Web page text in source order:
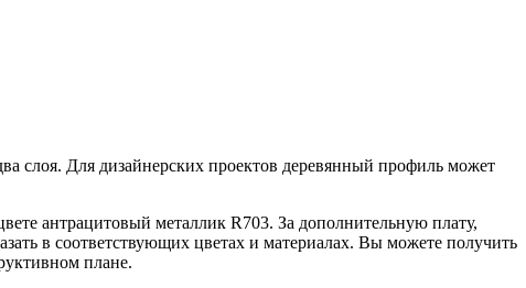
слоя. Для дизайнерских проектов деревянный профиль может
антрацитовый металлик R703. За дополнительную плату,
в соответствующих цветах и материалах. Вы можете получить
плане.